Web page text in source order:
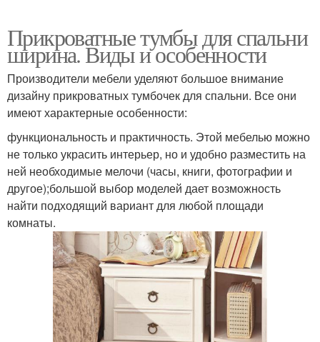
Прикроватные тумбы для спальни
ширина. Виды и особенности
Производители мебели уделяют большое внимание
дизайну прикроватных тумбочек для спальни. Все они
имеют характерные особенности:
функциональность и практичность. Этой мебелью можно
не только украсить интерьер, но и удобно разместить на
ней необходимые мелочи (часы, книги, фотографии и
другое);большой выбор моделей дает возможность
найти подходящий вариант для любой площади
комнаты.